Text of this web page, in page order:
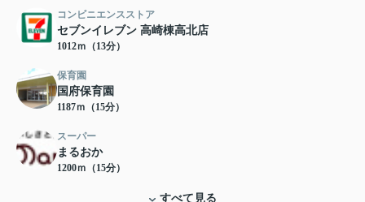
コンビニエンスストア
セブンイレブン 高崎棟高北店
1012ｍ（13分）
保育園
国府保育園
1187ｍ（15分）
スーパー
まるおか
1200ｍ（15分）
すべて見る